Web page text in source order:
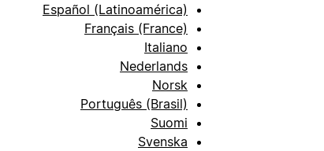
Español (Latinoamérica)
Français (France)
Italiano
Nederlands
Norsk
Português (Brasil)
Suomi
Svenska